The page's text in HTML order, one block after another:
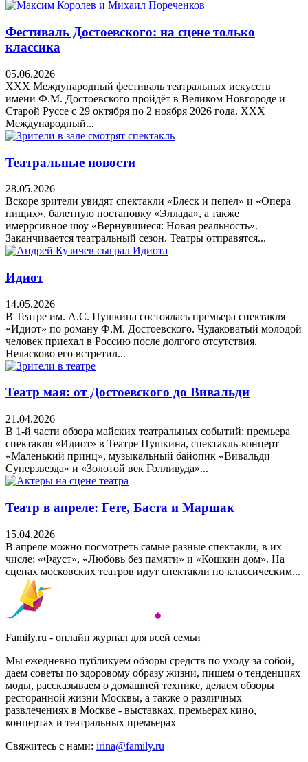
Фестиваль Достоевского: на сцене только
классика
05.06.2026
XXX Международный фестиваль театральных искусств
имени Ф.М. Достоевского пройдёт в Великом Новгороде и
Старой Руссе с 29 октября по 2 ноября 2026 года. XXX
Международный...
Театральные новости
28.05.2026
Вскоре зрители увидят спектакли «Блеск и пепел» и «Опера
нищих», балетную постановку «Эллада», а также
имеррсивное шоу «Вернувшиеся: Новая реальность».
Заканчивается театральный сезон. Театры отправятся...
Идиот
14.05.2026
В Театре им. А.С. Пушкина состоялась премьера спектакля
«Идиот» по роману Ф.М. Достоевского. Чудаковатый молодой
человек приехал в Россию после долгого отсутствия.
Неласково его встретил...
Театр мая: от Достоевского до Вивальди
21.04.2026
В 1-й части обзора майских театральных событий: премьера
спектакля «Идиот» в Театре Пушкина, спектакль-концерт
«Маленький принц», музыкальный байопик «Вивальди
Суперзвезда» и «Золотой век Голливуда»...
Театр в апреле: Гете, Баста и Маршак
15.04.2026
В апреле можно посмотреть самые разные спектакли, в их
числе: «Фауст», «Любовь без памяти» и «Кошкин дом». На
сценах московских театров идут спектакли по классическим...
Family.ru - онлайн журнал для всей семьи
Мы ежедневно публикуем обзоры средств по уходу за собой,
даем советы по здоровому образу жизни, пишем о тенденциях
моды, рассказываем о домашней технике, делаем обзоры
ресторанной жизни Москвы, а также о различных
развлечениях в Москве - выставках, премьерах кино,
концертах и театральных премьерах
Свяжитесь с нами: irina@family.ru